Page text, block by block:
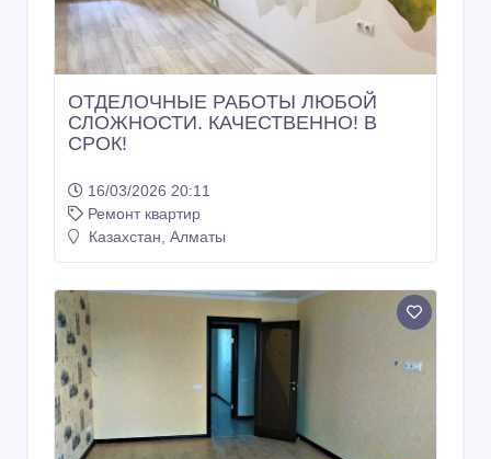
ОТДЕЛОЧНЫЕ РАБОТЫ ЛЮБОЙ
СЛОЖНОСТИ. КАЧЕСТВЕННО! В
СРОК!
16/03/2026 20:11
Ремонт квартир
Казахстан, Алматы